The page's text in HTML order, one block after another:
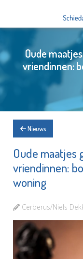
Oude
vriendinnen:
Nieuws
Oude maatjes
vriendinnen:
woning
Cerberus/Niels